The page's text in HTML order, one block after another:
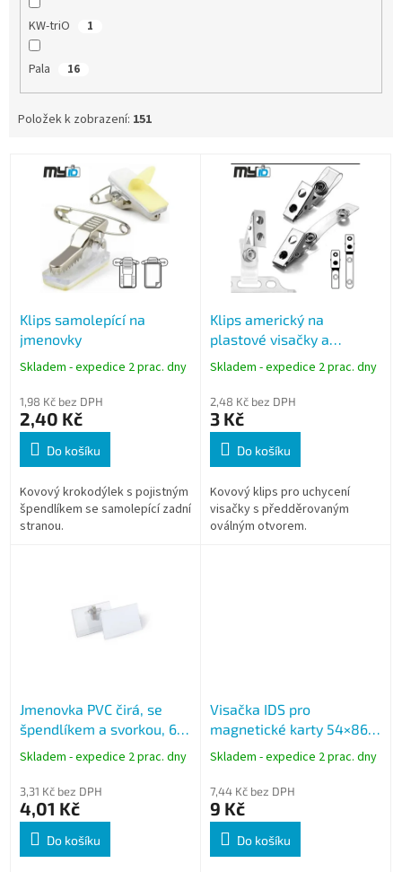
KW-triO 1
Pala 16
Položek k zobrazení: 151
Klips samolepící na
jmenovky
Skladem - expedice 2 prac. dny
1,98 Kč bez DPH
2,40 Kč
Do košíku
Kovový krokodýlek s pojistným
špendlíkem se samolepící zadní
stranou.
Klips americký na
plastové visačky a
jmenovky
Skladem - expedice 2 prac. dny
2,48 Kč bez DPH
3 Kč
Do košíku
Kovový klips pro uchycení
visačky s předděrovaným
oválným otvorem.
Jmenovka PVC čirá, se
špendlíkem a svorkou, 60
x 90 mm
Skladem - expedice 2 prac. dny
3,31 Kč bez DPH
4,01 Kč
Do košíku
Visačka IDS pro
magnetické karty 54×86
mm
Skladem - expedice 2 prac. dny
7,44 Kč bez DPH
9 Kč
Do košíku